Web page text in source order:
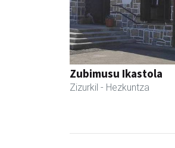
Zubimusu Ikastola
Zizurkil - Hezkuntza